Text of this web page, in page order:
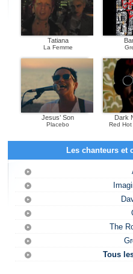
Tatiana
La Femme
Jesus’ Son
Placebo
Dark
Red
Les chanteurs et
The
Tous